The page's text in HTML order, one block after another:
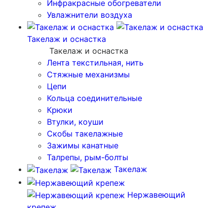
Инфракрасные обогреватели
Увлажнители воздуха
Такелаж и оснастка
Такелаж и оснастка
Лента текстильная, нить
Стяжные механизмы
Цепи
Кольца соединительные
Крюки
Втулки, коуши
Скобы такелажные
Зажимы канатные
Талрепы, рым-болты
Такелаж
Нержавеющий